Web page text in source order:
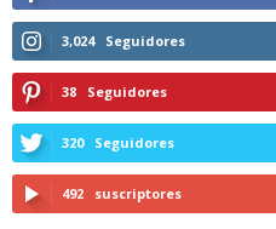
3,024 Seguidores
38 Seguidores
320 Seguidores
492 suscriptores